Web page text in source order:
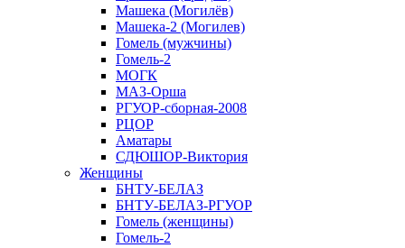
Машека (Могилёв)
Машека-2 (Могилев)
Гомель (мужчины)
Гомель-2
МОГК
МАЗ-Орша
РГУОР-сборная-2008
РЦОР
Аматары
СДЮШОР-Виктория
Женщины
БНТУ-БЕЛАЗ
БНТУ-БЕЛАЗ-РГУОР
Гомель (женщины)
Гомель-2